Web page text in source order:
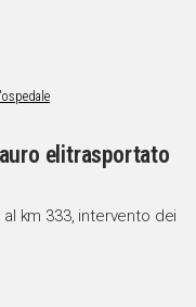
elitrasportato
km 333, intervento dei